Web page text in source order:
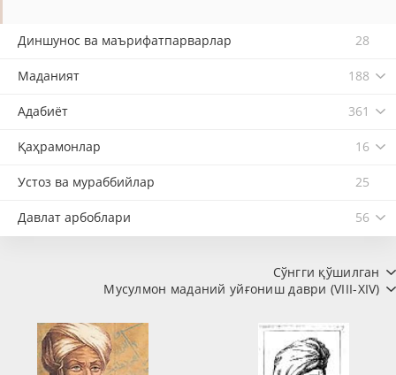
Диншунос ва маърифатпарварлар 28
Маданият 188
Адабиёт 361
Қаҳрамонлар 16
Устоз ва мураббийлар 25
Давлат арбоблари 56
Сўнгги қўшилган
Мусулмон маданий уйғониш даври (VIII-XIV)